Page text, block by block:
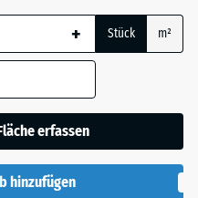
+ Stück m²
erfassen
hinzufügen